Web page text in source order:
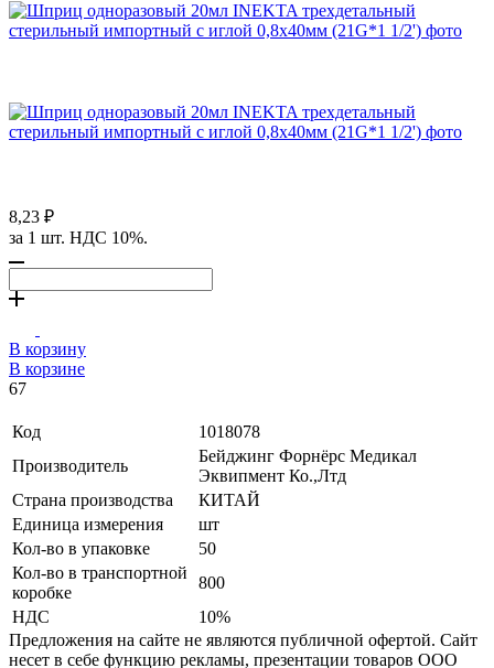
8,23 ₽
за 1 шт. НДС 10%.
В корзину
В корзине
67
Код
1018078
Производитель
Бейджинг Форнёрс Медикал
Эквипмент Ко.,Лтд
Страна производства
КИТАЙ
Единица измерения
шт
Кол-во в упаковке
50
Кол-во в транспортной
коробке
800
НДС
10%
Предложения на сайте не являются публичной офертой. Сайт
несет в себе функцию рекламы, презентации товаров ООО